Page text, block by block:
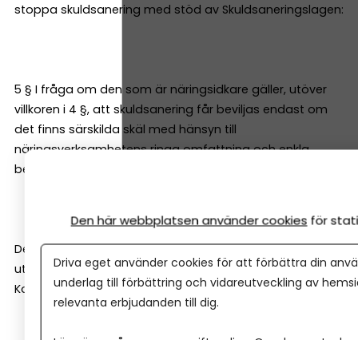
stoppa skuldsanering med stöd av Skuldsaneringslagen:
5 § I fråga om den som är näringsidkare gäller, utöver
villkoren i 4 §, att skuldsanering får beviljas endast om
det finns särskilda skäl med hänsyn till
näringsverksamhetens ringa omfattning och enkla
beskaffenhet.
Det här är en viktig orsak att misslyckade företagare
utgör 40 procent av landets överskuldsatta (Källa:
Konsumentverket).
Den här webbplatsen använder cookies för
Driva eget använder cookies för att förbättra din
underlag till förbättring och vidareutveckling av
relevanta erbjudanden till dig.